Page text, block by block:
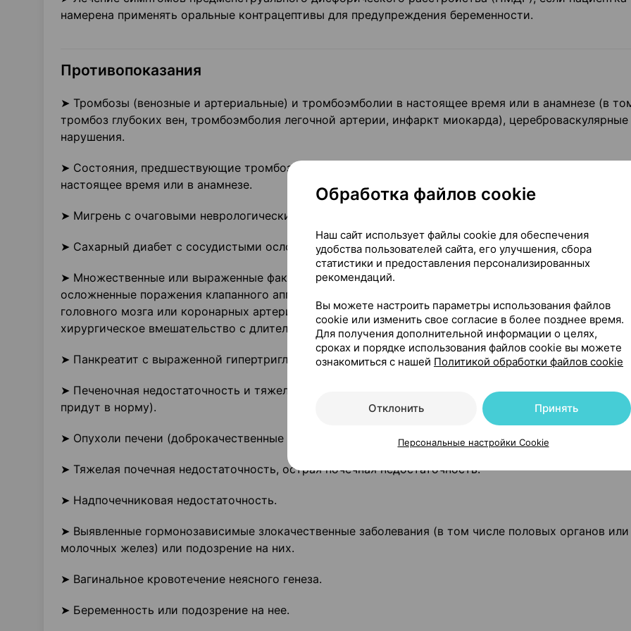
намерена применять оральные контрацептивы для предупреждения беременности.
Противопоказания
➤ Тромбозы (венозные и артериальные) и тромбоэмболии в настоящее время или в анамнезе (в
тромбоз глубоких вен, тромбоэмболия легочной артерии, инфаркт миокарда), цереброваскулярные
нарушения.
➤ Состояния, предшествующие тромбозу (в том числе, транзиторные ишемические атаки,
настоящее время или в анамнезе.
➤ Мигрень с очаговыми неврологическими симптомами в настоящее время или в анамнезе.
➤ Сахарный диабет с сосудистыми осложнениями.
➤ Множественные или выраженные факторы риска венозного или артериального тромбоза, в том
осложненные поражения клапанного аппарата сердца; фибрилляция предсердий; заболевания
головного мозга или коронарных артерий; неконтролируемая артериальная гипертензия; серьезное
хирургическое вмешательство с длительной иммобилизацией; курение в возрасте старше 35 лет.
➤ Панкреатит с выраженной гипертриглицеридемией в настоящее время или в анамнезе.
➤ Печеночная недостаточность и тяжелые заболевания печени (до тех пор, пока печеночные тесты
придут в норму).
➤ Опухоли печени (доброкачественные или злокачественные) в настоящее время или в анамнезе.
➤ Тяжелая почечная недостаточность, острая почечная недостаточность.
➤ Надпочечниковая недостаточность.
➤ Выявленные гормонозависимые злокачественные заболевания (в том числе половых органов или
молочных желез) или подозрение на них.
➤ Вагинальное кровотечение неясного генеза.
➤ Беременность или подозрение на нее.
Обработка файлов cookie
Наш сайт использует файлы cookie для обеспечения
удобства пользователей сайта, его улучшения, сбора
статистики и предоставления персонализированных
рекомендаций.
Вы можете настроить параметры использования файлов
cookie или изменить свое согласие в более позднее время.
Для получения дополнительной информации о целях,
сроках и порядке использования файлов cookie вы можете
ознакомиться с нашей Политикой обработки файлов cookie
Отклонить Принять
Персональные настройки Cookie